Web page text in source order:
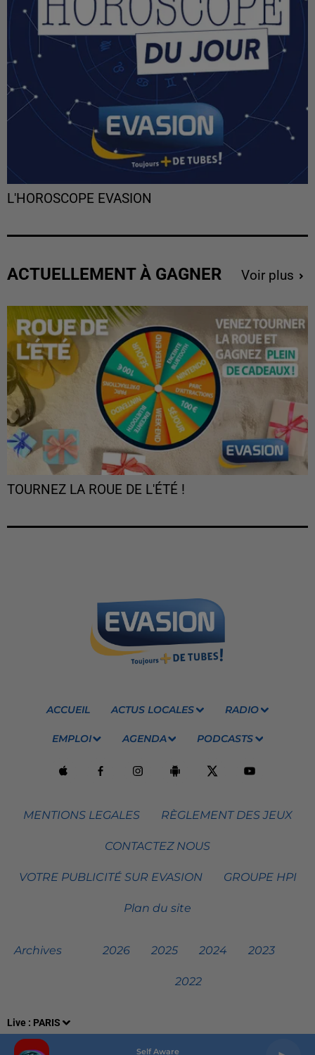
Live : PARIS
Self Aware
L'HOROSCOPE EVASION
ACTUELLEMENT À GAGNER Voir plus
TOURNEZ LA ROUE DE L'ÉTÉ !
ACCUEIL ACTUS LOCALES RADIO
EMPLOI AGENDA PODCASTS
MENTIONS LEGALES RÈGLEMENT DES JEUX
CONTACTEZ NOUS
VOTRE PUBLICITÉ SUR EVASION GROUPE HPI
Plan du site
Archives 2026 2025 2024 2023
2022